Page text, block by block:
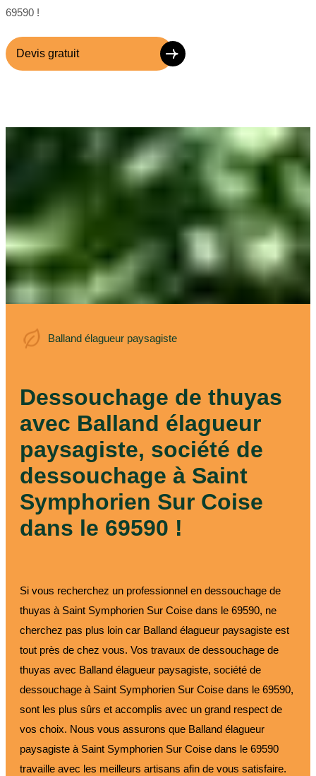
69590 !
Devis gratuit
Balland élagueur paysagiste
Balland élagueur
Dessouchage de thuyas
avec Balland élagueur
paysagiste, société de
dessouchage à Saint
Symphorien Sur Coise
dans le 69590 !
Si vous recherchez un professionnel en dessouchage de
thuyas à Saint Symphorien Sur Coise dans le 69590, ne
cherchez pas plus loin car Balland élagueur paysagiste est
tout près de chez vous. Vos travaux de dessouchage de
thuyas avec Balland élagueur paysagiste, société de
dessouchage à Saint Symphorien Sur Coise dans le 69590,
sont les plus sûrs et accomplis avec un grand respect de
vos choix. Nous vous assurons que Balland élagueur
paysagiste à Saint Symphorien Sur Coise dans le 69590
travaille avec les meilleurs artisans afin de vous satisfaire.